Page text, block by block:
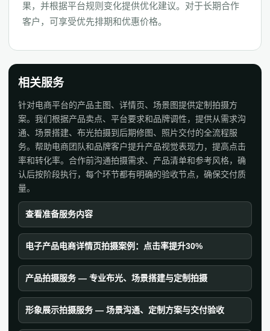
果，并根据平台规则变化提供优化建议。对于长期合作
客户，可享受优先排期和优惠价格。
相关服务
针对电商平台的产品主图、详情页、场景图提供定制拍摄方
案。我们根据产品卖点、平台要求和品牌调性，提供从需求沟
通、场景搭建、布光拍摄到后期修图、照片交付的全流程服
务。帮助电商团队和品牌客户提升产品视觉表现力，提高点击
率和转化率。合作前沟通拍摄需求、产品清单和参考风格，确
认后按阶段执行，每个环节都有明确的验收节点，确保交付质
量。
查看准备服务内容
电子产品电商详情页拍摄案例：点击率提升30%
产品拍摄服务 — 专业布光、场景搭建与定制拍摄
形象展示拍摄服务 — 场景沟通、定制方案与交付验收